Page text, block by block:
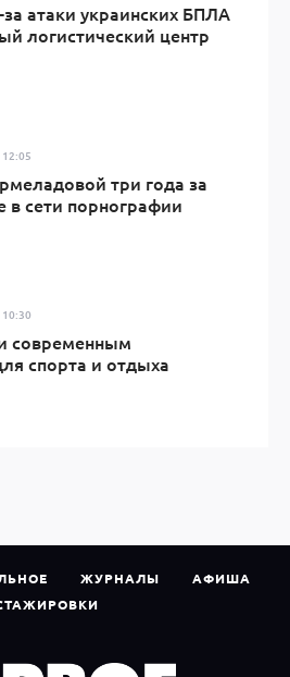
атаки украинских БПЛА
логистический центр
12:05
три года за
в сети порнографии
10:30
современным
спорта и отдыха
ЖУРНАЛЫ
АФИША